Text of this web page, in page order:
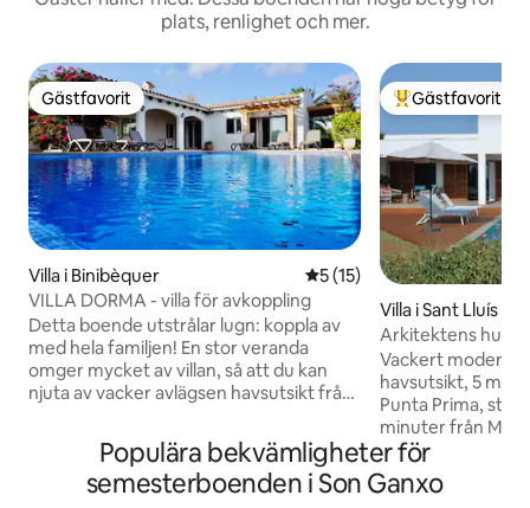
plats, renlighet och mer.
Gästfavorit
Gästfavorit
Villa i Binibèquer 5 av 5 i genomsnittligt
5 (15)
VILLA DORMA - villa för avkoppling
Detta boende utstrålar lugn: koppla av
med hela familjen! En stor veranda
omger mycket av villan, så att du kan
njuta av vacker avlägsen havsutsikt från
miljön inbjuder dig att koppla av och
njuta av Menorcas sol. Trädgården och
hela huset är utrustade med
Populär
Gästfavorit
Villa i Sant Lluís
Arkitektens hus,
havsutsikt -
Vackert modernt
havsutsikt, 5
Punta Prima,
minuter från
UPPVÄRMD
AMENAGÉ. Obs: År 2026 kommer det
att pågå
Populära bekvämligheter för
semesterboenden i Son Ganxo